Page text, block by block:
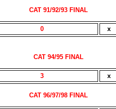
CAT 91/92/93 FINAL
0 x
CAT 94/95 FINAL
3 x
CAT 96/97/98 FINAL